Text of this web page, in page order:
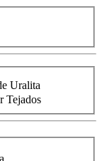
Uralita
Tejados